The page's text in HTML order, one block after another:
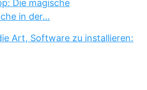
Die magische
in der…
Art, Software zu installieren: